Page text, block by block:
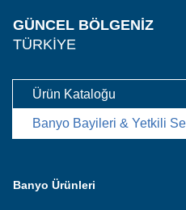
GÜNCEL BÖLGENIZ
TÜRKIYE
Ürün Kataloğu
Banyo Bayileri & Yetkili
Banyo Ürünleri